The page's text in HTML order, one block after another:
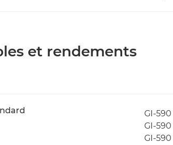
et rendements
GI-590
GI-590
GI-590